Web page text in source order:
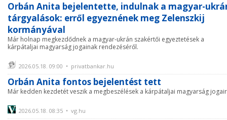
Orbán Anita bejelentette, indulnak a magyar-
tárgyalások: erről egyeznének meg Zelenszkij
kormányával
Már holnap megkezdődnek a magyar-ukrán szakértői egyeztetések a
kárpátaljai magyarság jogainak rendezéséről.
2026.05.18. 09:00 • privatbankar.hu
Orbán Anita fontos bejelentést tett
Már kedden kezdetét veszik a megbeszélések a kárpátaljai magyarság
2026.05.18. 08:35 • vg.hu